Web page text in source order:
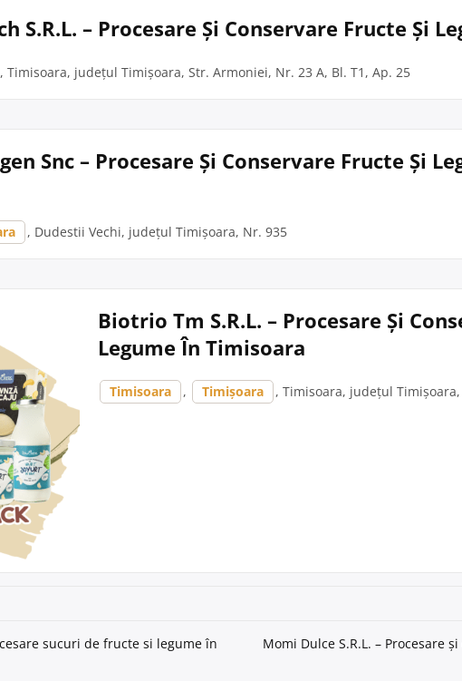
S.R.L. – Procesare Și Conservare Fructe Și
, Timisoara, județul Timișoara, Str. Armoniei, Nr. 23 A, Bl. T1, Ap. 25
Snc – Procesare Și Conservare Fructe Și
, Dudestii Vechi, județul Timișoara, Nr. 935
Biotrio Tm S.R.L. – Procesare Și
Legume În Timisoara
Timisoara , Timișoara , Timisoara, județul
sucuri de fructe si legume în
Momi Dulce S.R.L. – Procesare